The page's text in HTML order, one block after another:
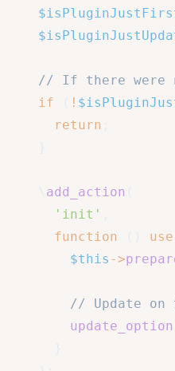
// If there were
if
!
return
add_action
'init'
function
use
$this ->
// Update on
update_option